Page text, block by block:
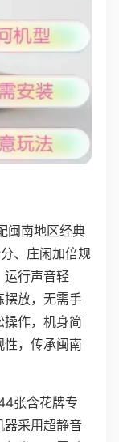
闽南地区经典
、庄闲加倍规
运行声音轻
摆放，无需手
作，机身简
，传承闽南
张含花牌专
器采用超静音